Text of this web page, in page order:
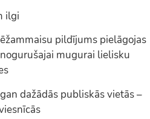
ilgi
pildījums pielāgojas
mugurai lielisku
dažādās publiskās vietās –